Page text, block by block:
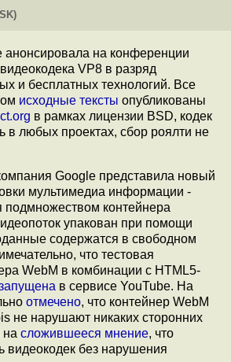
анонсировала на конференции
видеокодека VP8 в разряд
и бесплатных технологий. Все
исходные тексты опубликованы
в рамках лицензии BSD, кодек
в любых проектах, сбор роялти не
Google представила новый
мультимедиа информации -
контейнера
упакован при помощи
содержатся в свободном
что тестовая
WebM в комбинации с HTML5-
в сервисе YouTube. На
отмечено, что контейнер WebM
не нарушают никаких сторонних
на сложившееся мнение, что
видеокодек без нарушения